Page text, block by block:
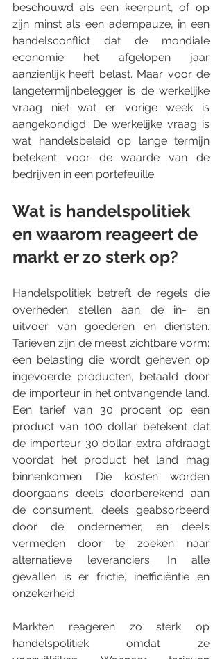
beschouwd als een keerpunt, of op
zijn minst als een adempauze, in een
handelsconflict dat de mondiale
economie het afgelopen jaar
aanzienlijk heeft belast. Maar voor de
langetermijnbelegger is de werkelijke
vraag niet wat er vorige week is
aangekondigd. De werkelijke vraag is
wat handelsbeleid op lange termijn
betekent voor de waarde van de
bedrijven in een portefeuille.
Wat is handelspolitiek
en waarom reageert de
markt er zo sterk op?
Handelspolitiek betreft de regels die
overheden stellen aan de in- en
uitvoer van goederen en diensten.
Tarieven zijn de meest zichtbare vorm:
een belasting die wordt geheven op
ingevoerde producten, betaald door
de importeur in het ontvangende land.
Een tarief van 30 procent op een
product van 100 dollar betekent dat
de importeur 30 dollar extra afdraagt
voordat het product het land mag
binnenkomen. Die kosten worden
doorgaans deels doorberekend aan
de consument, deels geabsorbeerd
door de ondernemer, en deels
vermeden door te zoeken naar
alternatieve leveranciers. In alle
gevallen is er frictie, inefficiëntie en
onzekerheid.
Markten reageren zo sterk op
handelspolitiek omdat ze